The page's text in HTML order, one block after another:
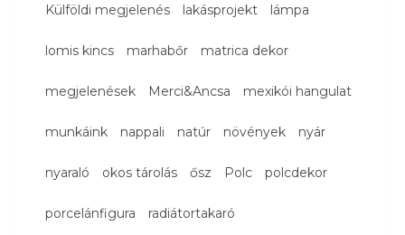
Külföldi megjelenés lakásprojekt lámpa
lomis kincs marhabőr matrica dekor
megjelenések Merci&Ancsa mexikói hangulat
munkáink nappali natúr növények nyár
nyaraló okos tárolás ősz Polc polcdekor
porcelánfigura radiátortakaró